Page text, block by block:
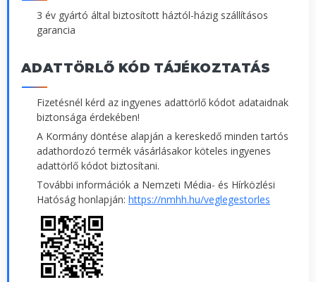
3 év gyártó által biztosított háztól-házig szállításos
garancia
ADATTÖRLŐ KÓD TÁJÉKOZTATÁS
Fizetésnél kérd az ingyenes adattörlő kódot adataidnak
biztonsága érdekében!
A Kormány döntése alapján a kereskedő minden tartós
adathordozó termék vásárlásakor köteles ingyenes
adattörlő kódot biztosítani.
További információk a Nemzeti Média- és Hírközlési
Hatóság honlapján: https://nmhh.hu/veglegestorles